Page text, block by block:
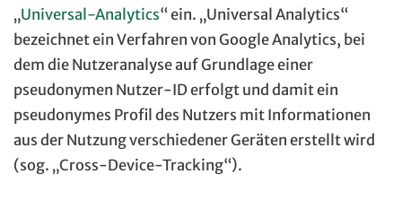
„Universal-Analytics“ ein. „Universal Analytics“
bezeichnet ein Verfahren von Google Analytics, bei
dem die Nutzeranalyse auf Grundlage einer
pseudonymen Nutzer-ID erfolgt und damit ein
pseudonymes Profil des Nutzers mit Informationen
aus der Nutzung verschiedener Geräten erstellt wird
(sog. „Cross-Device-Tracking“).